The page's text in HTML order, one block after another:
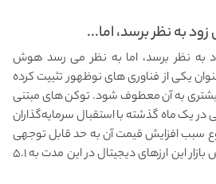
به نظر برسد، اما...
به نظر برسد، اما به نظر می رسد هوش
یکی از فناوری های نوظهور تثبیت کرده
۲۰۲۳ توجه بیشتری به آن معطوف شود. توکن‌ های مبتنی
یک ماه گذشته با استقبال سرمایه‌گذاران
سبب افزایش قیمت آن به حد قابل توجهی
شده است. گفتنی است، ارزش بازار این ارزهای دیجیتال در این مدت به ۵.۱